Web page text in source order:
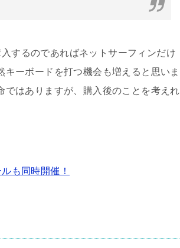
するのであればネットサーフィンだけ
ーボードを打つ機会も増えると思いま
はありますが、購入後のことを考えれ
も同時開催！